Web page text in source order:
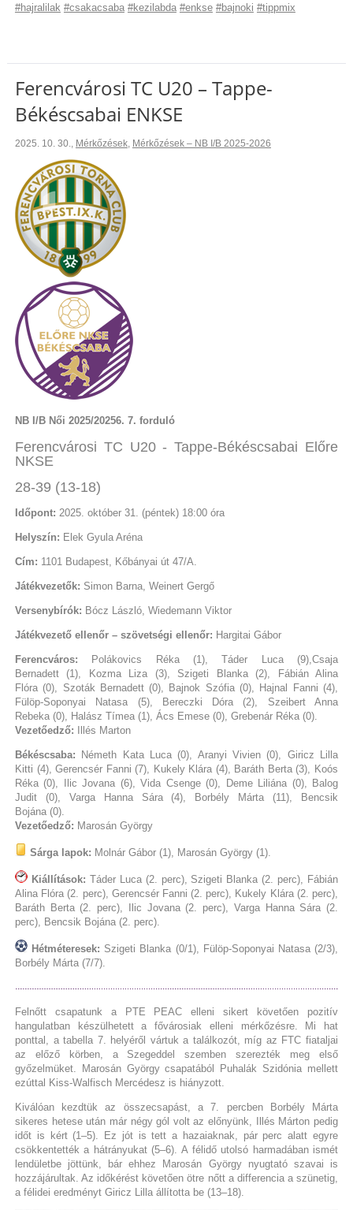
#hajralilak #csakacsaba #kezilabda #enkse #bajnoki #tippmix
Ferencvárosi TC U20 – Tappe-
Békéscsabai ENKSE
2025. 10. 30., Mérkőzések, Mérkőzések – NB I/B 2025-2026
NB I/B Női 2025/20256. 7. forduló
Ferencvárosi TC U20 - Tappe-Békéscsabai Előre
NKSE
28-39 (13-18)
Időpont: 2025. október 31. (péntek) 18:00 óra
Helyszín: Elek Gyula Aréna
Cím: 1101 Budapest, Kőbányai út 47/A.
Játékvezetők: Simon Barna, Weinert Gergő
Versenybírók: Bócz László, Wiedemann Viktor
Játékvezető ellenőr – szövetségi ellenőr: Hargitai Gábor
Ferencváros: Polákovics Réka (1), Táder Luca (9),Csaja
Bernadett (1), Kozma Liza (3), Szigeti Blanka (2), Fábián Alina
Flóra (0), Szoták Bernadett (0), Bajnok Szófia (0), Hajnal Fanni (4),
Fülöp-Soponyai Natasa (5), Bereczki Dóra (2), Szeibert Anna
Rebeka (0), Halász Tímea (1), Ács Emese (0), Grebenár Réka (0).
Vezetőedző: Illés Marton
Békéscsaba: Németh Kata Luca (0), Aranyi Vivien (0), Giricz Lilla
Kitti (4), Gerencsér Fanni (7), Kukely Klára (4), Baráth Berta (3), Koós
Réka (0), Ilic Jovana (6), Vida Csenge (0), Deme Liliána (0), Balog
Judit (0), Varga Hanna Sára (4), Borbély Márta (11), Bencsik
Bojána (0).
Vezetőedző: Marosán György
Sárga lapok: Molnár Gábor (1), Marosán György (1).
Kiállítások: Táder Luca (2. perc), Szigeti Blanka (2. perc), Fábián
Alina Flóra (2. perc), Gerencsér Fanni (2. perc), Kukely Klára (2. perc),
Baráth Berta (2. perc), Ilic Jovana (2. perc), Varga Hanna Sára (2.
perc), Bencsik Bojána (2. perc).
Hétméteresek: Szigeti Blanka (0/1), Fülöp-Soponyai Natasa (2/3),
Borbély Márta (7/7).
Felnőtt csapatunk a PTE PEAC elleni sikert követően pozitív
hangulatban készülhetett a fővárosiak elleni mérkőzésre. Mi hat
ponttal, a tabella 7. helyéről vártuk a találkozót, míg az FTC fiataljai
az előző körben, a Szegeddel szemben szerezték meg első
győzelmüket. Marosán György csapatából Puhalák Szidónia mellett
ezúttal Kiss-Walfisch Mercédesz is hiányzott.
Kiválóan kezdtük az összecsapást, a 7. percben Borbély Márta
sikeres hetese után már négy gól volt az előnyünk, Illés Márton pedig
időt is kért (1–5). Ez jót is tett a hazaiaknak, pár perc alatt egyre
csökkentették a hátrányukat (5–6). A félidő utolsó harmadában ismét
lendületbe jöttünk, bár ehhez Marosán György nyugtató szavai is
hozzájárultak. Az időkérést követően ötre nőtt a differencia a szünetig,
a félidei eredményt Giricz Lilla állította be (13–18).